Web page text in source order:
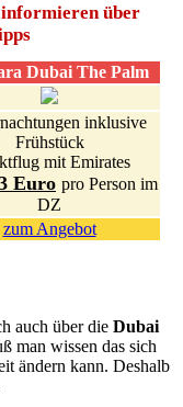
über
Dubai The Palm
inklusive
Frühstück
mit Emirates
Euro pro Person im
DZ
zum Angebot
auch über die Dubai
man wissen das sich
ändern kann. Deshalb